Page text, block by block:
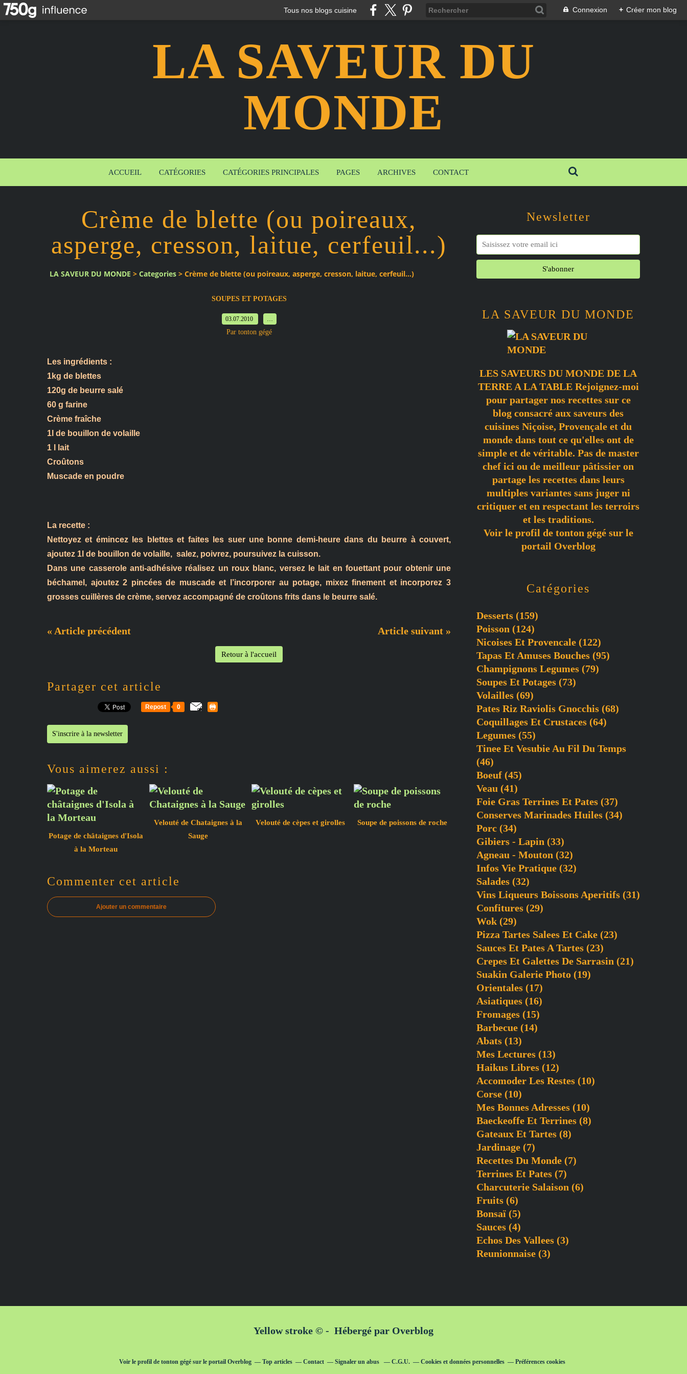
Tous nos blogs cuisine Connexion + Créer mon blog
LA SAVEUR DU
MONDE
ACCUEIL CATÉGORIES CATÉGORIES PRINCIPALES PAGES ARCHIVES CONTACT
Crème de blette (ou poireaux,
asperge, cresson, laitue, cerfeuil...)
LA SAVEUR DU MONDE > Categories > Crème de blette (ou poireaux, asperge, cresson, laitue, cerfeuil...)
SOUPES ET POTAGES
03.07.2010
Par tonton gégé
Les ingrédients :
1kg de blettes
120g de beurre salé
60 g farine
Crème fraîche
1l de bouillon de volaille
1 l lait
Croûtons
Muscade en poudre
La recette :
Nettoyez et émincez les blettes et faites les suer une bonne demi-heure dans du beurre à couvert,
ajoutez 1l de bouillon de volaille, salez, poivrez, poursuivez la cuisson.
Dans une casserole anti-adhésive réalisez un roux blanc, versez le lait en fouettant pour obtenir une
béchamel, ajoutez 2 pincées de muscade et l’incorporer au potage, mixez finement et incorporez 3
grosses cuillères de crème, servez accompagné de croûtons frits dans le beurre salé.
« Article précédent Article suivant »
Retour à l'accueil
Partager cet article
Repost 0
S'inscrire à la newsletter
Vous aimerez aussi :
Potage de châtaignes d'Isola
à la Morteau
Velouté de Chataignes à la
Sauge
Velouté de cèpes et girolles Soupe de poissons de roche
Commenter cet article
Ajouter un commentaire
Newsletter
Catégories
Desserts (159)
Poisson (124)
Nicoises Et Provencale (122)
Tapas Et Amuses Bouches (95)
Champignons Legumes (79)
Soupes Et Potages (73)
Volailles (69)
Pates Riz Raviolis Gnocchis (68)
Coquillages Et Crustaces (64)
Legumes (55)
Tinee Et Vesubie Au Fil Du Temps
(46)
Boeuf (45)
Veau (41)
Foie Gras Terrines Et Pates (37)
Conserves Marinades Huiles (34)
Porc (34)
Gibiers - Lapin (33)
Agneau - Mouton (32)
Infos Vie Pratique (32)
Salades (32)
Vins Liqueurs Boissons Aperitifs (31)
Confitures (29)
Wok (29)
Pizza Tartes Salees Et Cake (23)
Sauces Et Pates A Tartes (23)
Crepes Et Galettes De Sarrasin (21)
Suakin Galerie Photo (19)
Orientales (17)
Asiatiques (16)
Fromages (15)
Barbecue (14)
Abats (13)
Mes Lectures (13)
Haikus Libres (12)
Accomoder Les Restes (10)
Corse (10)
Mes Bonnes Adresses (10)
Baeckeoffe Et Terrines (8)
Gateaux Et Tartes (8)
Jardinage (7)
Recettes Du Monde (7)
Terrines Et Pates (7)
Charcuterie Salaison (6)
Fruits (6)
Bonsaï (5)
Sauces (4)
Echos Des Vallees (3)
Reunionnaise (3)
LA SAVEUR DU MONDE
LES SAVEURS DU MONDE DE LA
TERRE A LA TABLE Rejoignez-moi
pour partager nos recettes sur ce
blog consacré aux saveurs des
cuisines Niçoise, Provençale et du
monde dans tout ce qu'elles ont de
simple et de véritable. Pas de master
chef ici ou de meilleur pâtissier on
partage les recettes dans leurs
multiples variantes sans juger ni
critiquer et en respectant les terroirs
et les traditions.
Voir le profil de tonton gégésur le
portail Overblog
Yellow stroke © - Hébergé par Overblog
Voir le profil de tonton gégésur le portail Overblog Top articles Contact Signaler un abus C.G.U. Cookies et données personnelles Préférences cookies